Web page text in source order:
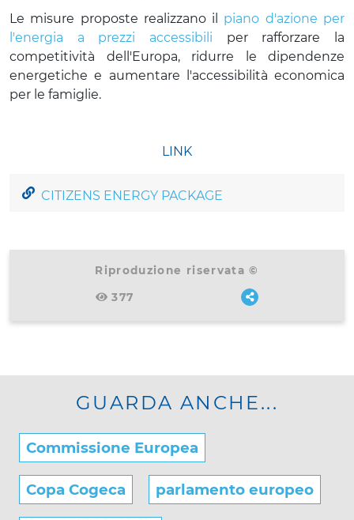
Le misure proposte realizzano il piano d'azione per
l'energia a prezzi accessibili per rafforzare la
competitività dell'Europa, ridurre le dipendenze
energetiche e aumentare l'accessibilità economica
per le famiglie.
LINK
CITIZENS ENERGY PACKAGE
Riproduzione riservata ©
377
GUARDA ANCHE...
Commissione Europea
Copa Cogeca parlamento europeo